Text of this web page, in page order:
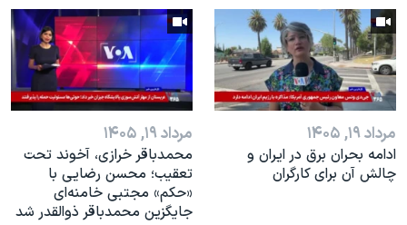
مرداد ۱۹, ۱۴۰۵
ادامه بحران برق در ایران و
چالش آن برای کارگران
مرداد ۱۹, ۱۴۰۵
محمدباقر خرازی، آخوند تحت
تعقیب؛ محسن رضایی با
«حکم» مجتبی خامنه‌ای
جایگزین محمدباقر ذوالقدر شد